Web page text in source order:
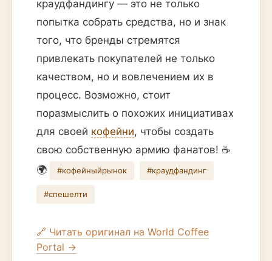
краудфандингу — это не только
попытка собрать средства, но и знак
того, что бренды стремятся
привлекать покупателей не только
качеством, но и вовлечением их в
процесс. Возможно, стоит
поразмыслить о похожих инициативах
для своей кофейни, чтобы создать
свою собственную армию фанатов! ☕️
🌍
#кофейныйрынок #краудфандинг
#спешелти
🔗 Читать оригинал на World Coffee
Portal →